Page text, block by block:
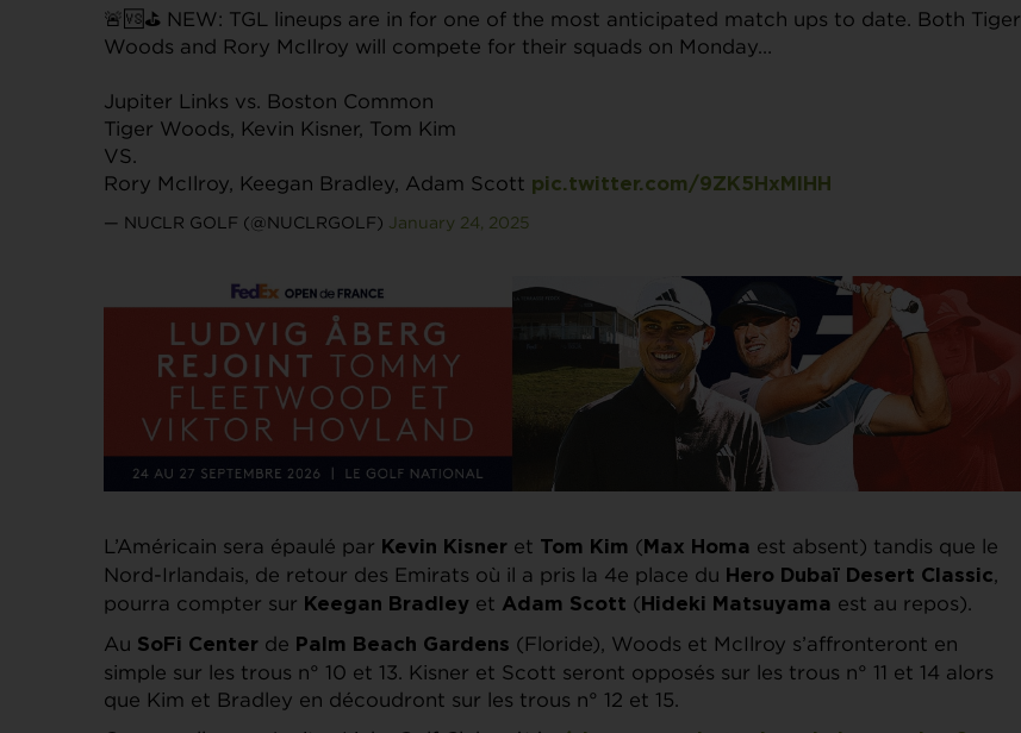
🚨🆚⛳️ NEW: TGL lineups are in for one of the most anticipated match ups to date. Both Tiger
Woods and Rory McIlroy will compete for their squads on Monday…
Jupiter Links vs. Boston Common
Tiger Woods, Kevin Kisner, Tom Kim
VS.
Rory McIlroy, Keegan Bradley, Adam Scott pic.twitter.com/9ZK5HxMlHH
— NUCLR GOLF (@NUCLRGOLF) January 24, 2025
L’Américain sera épaulé par Kevin Kisner et Tom Kim ( Max Homa est absent) tandis que le
Nord-Irlandais, de retour des Emirats où il a pris la 4e place du Hero Dubaï Desert Classic,
pourra compter sur Keegan Bradley et Adam Scott ( Hideki Matsuyama est au repos).
Au SoFi Center de Palm Beach Gardens (Floride), Woods et McIlroy s’affronteront en
simple sur les trous n° 10 et 13. Kisner et Scott seront opposés sur les trous n° 11 et 14 alors
que Kim et Bradley en découdront sur les trous n° 12 et 15.